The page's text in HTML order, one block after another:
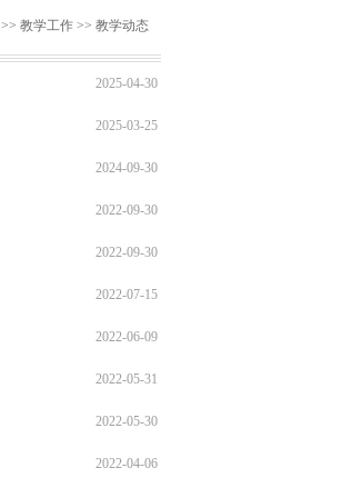
>> 教学工作 >> 教学动态
2025-04-30
2025-03-25
2024-09-30
2022-09-30
2022-09-30
2022-07-15
2022-06-09
2022-05-31
2022-05-30
2022-04-06